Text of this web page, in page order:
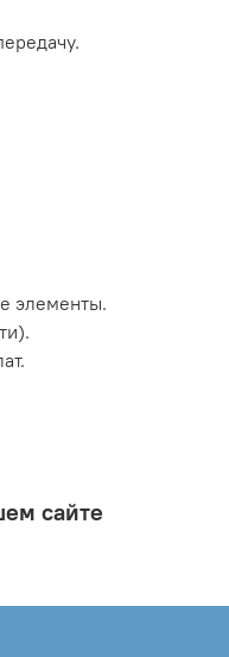
элементы.
сайте